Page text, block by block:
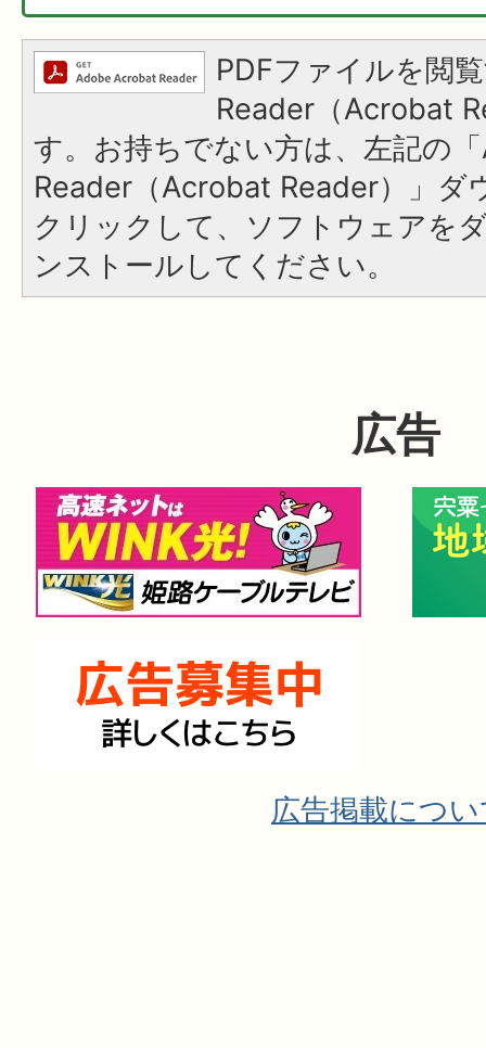
PDFファイルを閲
Reader（Acrobat
す。お持ちでない方は、左記の
Reader（Acrobat Reader）」ダ
クリックして、ソフトウェアを
ンストールしてください。
広告
広告掲載につ